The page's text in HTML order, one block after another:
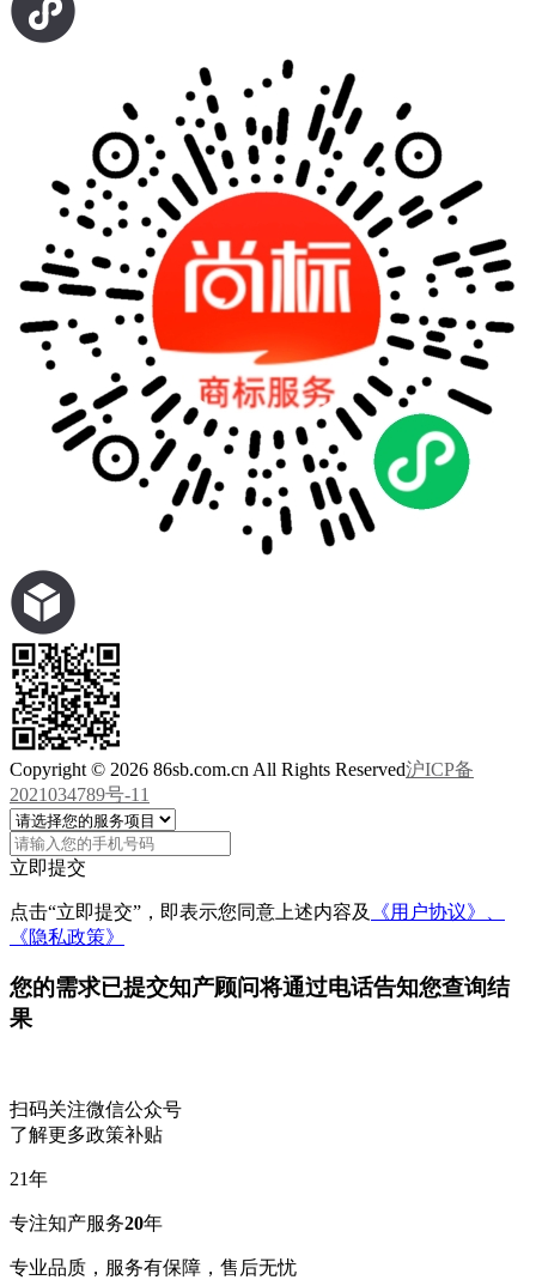
Copyright © 2026 86sb.com.cn All Rights Reserved沪ICP备
2021034789号-11
立即提交
点击“立即提交”，即表示您同意上述内容及
《用户协议》、
《隐私政策》
您的需求已提交知产顾问将通过电话告知您查询结
果
扫码关注微信公众号
了解更多政策补贴
21年
专注知产服务20年
专业品质，服务有保障，售后无忧